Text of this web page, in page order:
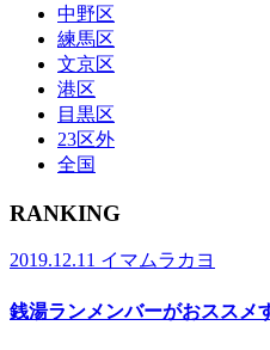
中野区
練馬区
文京区
港区
目黒区
23区外
全国
RANKING
2019.12.11 イマムラカヨ
銭湯ランメンバーがおススメ